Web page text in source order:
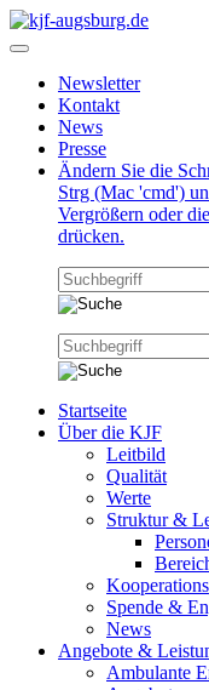
Newsletter
Kontakt
News
Presse
Ändern Sie die
Strg (Mac 'cmd')
Vergrößern oder
drücken.
Startseite
Über die KJF
Leitbild
Qualität
Werte
Struktur &
Spende &
News
Angebote &
Ambulante